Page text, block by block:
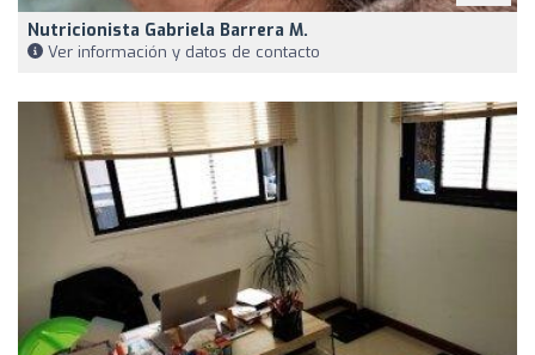
Nutricionista Gabriela Barrera M.
Ver información y datos de contacto